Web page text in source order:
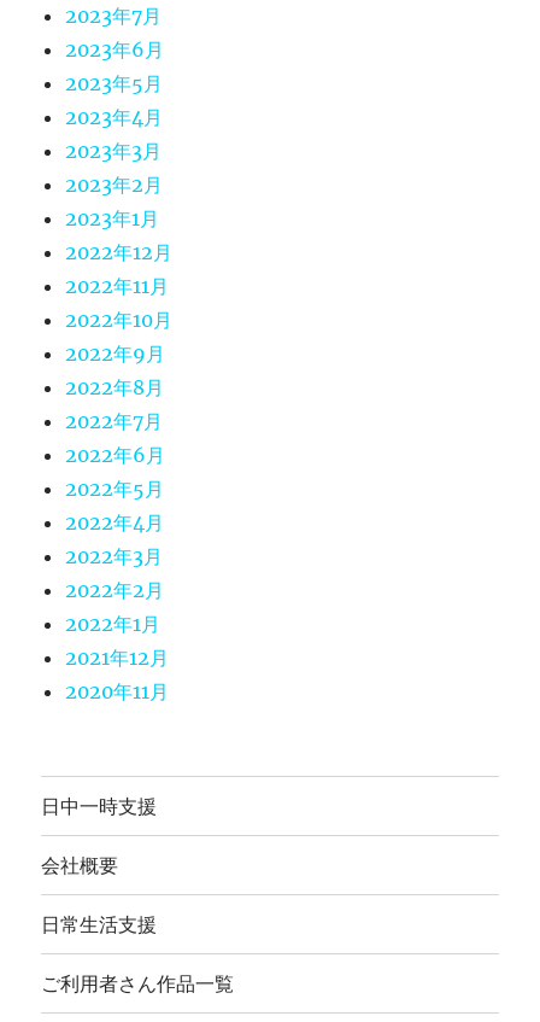
2023年7月
2023年6月
2023年5月
2023年4月
2023年3月
2023年2月
2023年1月
2022年12月
2022年11月
2022年10月
2022年9月
2022年8月
2022年7月
2022年6月
2022年5月
2022年4月
2022年3月
2022年2月
2022年1月
2021年12月
2020年11月
日中一時支援
会社概要
日常生活支援
ご利用者さん作品一覧